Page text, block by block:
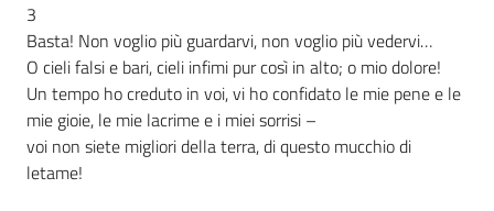
3
Basta! Non voglio più guardarvi, non voglio più vedervi…
O cieli falsi e bari, cieli infimi pur così in alto; o mio dolore!
Un tempo ho creduto in voi, vi ho confidato le mie pene e le
mie gioie, le mie lacrime e i miei sorrisi –
voi non siete migliori della terra, di questo mucchio di
letame!